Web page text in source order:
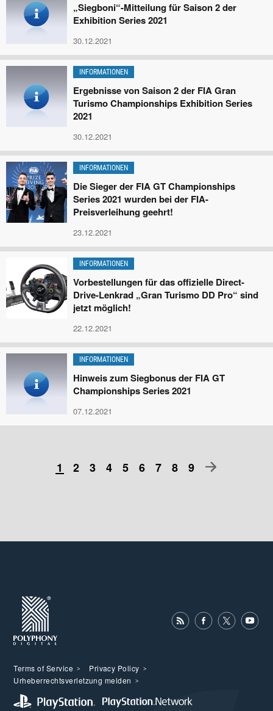
„Siegboni“-Mitteilung für Saison 2 der
Exhibition Series 2021
30.12.2021
INFORMATIONEN
Ergebnisse von Saison 2 der FIA Gran
Turismo Championships Exhibition Series
2021
30.12.2021
INFORMATIONEN
Die Sieger der FIA GT Championships
Series 2021 wurden bei der FIA-
Preisverleihung geehrt!
23.12.2021
INFORMATIONEN
Vorbestellungen für das offizielle Direct-
Drive-Lenkrad „Gran Turismo DD Pro“ sind
jetzt möglich!
22.12.2021
INFORMATIONEN
Hinweis zum Siegbonus der FIA GT
Championships Series 2021
07.12.2021
1 2 3 4 5 6 7 8 9
Terms of Service
Privacy Policy
Urheberrechtsverletzung melden